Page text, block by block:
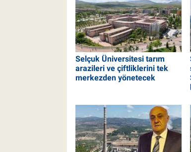
Selçuk Üniversitesi tarım
arazileri ve çiftliklerini tek
merkezden yönetecek